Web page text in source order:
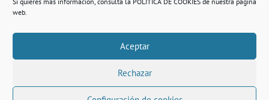
web.
Aceptar
Rechazar
© 2021. Realizado en el Centro de Rehabilitación